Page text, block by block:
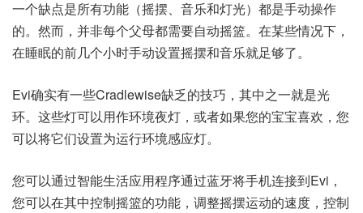
一个缺点是所有功能（摇摆、音乐和灯光）都是手动操作
的。然而，并非每个父母都需要自动摇篮。在某些情况下，
在睡眠的前几个小时手动设置摇摆和音乐就足够了。
Evi确实有一些Cradlewise缺乏的技巧，其中之一就是光
环。这些灯可以用作环境夜灯，或者如果您的宝宝喜欢，您
可以将它们设置为运行环境感应灯。
您可以通过智能生活应用程序通过蓝牙将手机连接到Evi，
您可以在其中控制摇篮的功能，调整摇摆运动的速度，控制